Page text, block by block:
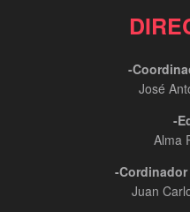
-
José
-
Alma
-
Juan